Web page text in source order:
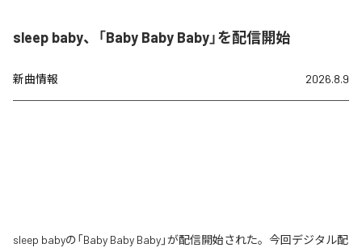
sleep baby、「Baby Baby Baby」を配信開始
新曲情報 2026.8.9
sleep babyの「Baby Baby Baby」が配信開始された。今回デジタル配